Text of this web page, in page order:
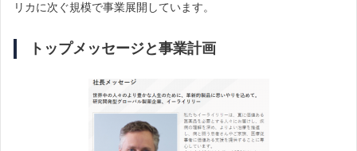
リカに次ぐ規模で事業展開しています。
トップメッセージと事業計画